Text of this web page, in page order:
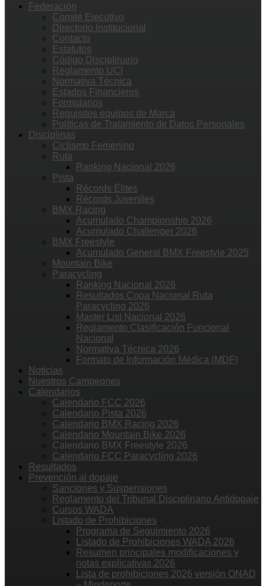
Federación
Comité Ejecutivo
Directorio Institucional
Contacto
Estatutos
Código Disciplinario
Reglamento UCI
Normativa Técnica
Estados Financieros
Formularios
Requisitos equipos de Marca
Políticas de Tratamiento de Datos Personales
Disciplinas
Ciclismo Femenino
Ruta
Ranking Nacional 2026
Pista
Récords Élites
Récords Juveniles
BMX Racing
Acumulado Championship 2026
Acumulado Challenger 2026
BMX Freestyle
Acumulado General BMX Freestyle 2025
Mountain Bike
Paracycling
Ranking Nacional 2026
Resultados Copa Nacional Ruta
Paracycling 2026
Master List Nacional 2026
Reglamento Clasificación Funcional
Nacional
Normativa Técnica 2026
Formato de Información Médica (MDF)
Noticias
Nuestros Campeones
Calendarios
Calendario FCC 2026
Calendario Pista 2026
Calendario BMX Racing 2026
Calendario Mountain Bike 2026
Calendario BMX Freestyle 2026
Calendario FCC Paracycling 2026
Resultados
Prevención al dopaje
Sanciones y Suspensiones
Reglamento del Tribunal Disciplinario Antidopaje
Cursos WADA
Listado de Prohibiciones
Programa de Seguimiento 2026
Listado de Prohibiciones WADA 2026
Resumen principales modificaciones y
notas explicativas 2026
Lista de prohibiciones 2026 versión ONAD